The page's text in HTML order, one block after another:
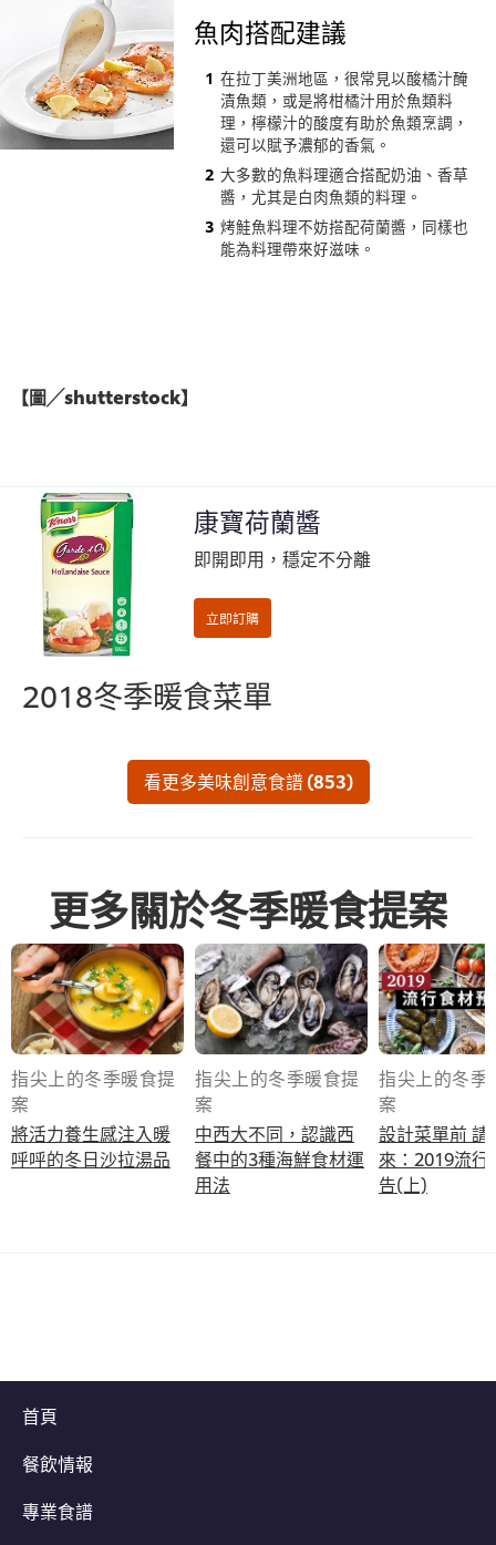
魚肉搭配建議
在拉丁美洲地區，很常見以酸橘汁醃
漬魚類，或是將柑橘汁用於魚類料
理，檸檬汁的酸度有助於魚類烹調，
還可以賦予濃郁的香氣。
大多數的魚料理適合搭配奶油、香草
醬，尤其是白肉魚類的料理。
烤鮭魚料理不妨搭配荷蘭醬，同樣也
能為料理帶來好滋味。
【圖╱shutterstock】
康寶荷蘭醬
即開即用，穩定不分離
2018冬季暖食菜單
看更多美味創意食譜 (853)
更多關於冬季暖食提案
指尖上的冬季暖食提
案
將活力養生感注入暖
呼呼的冬日沙拉湯品
指尖上的冬季暖食提
案
中西大不同，認識西
餐中的3種海鮮食材運
用法
指尖上的冬季
案
設計菜單前 請
來：2019流行
告(上)
首頁
餐飲情報
專業食譜